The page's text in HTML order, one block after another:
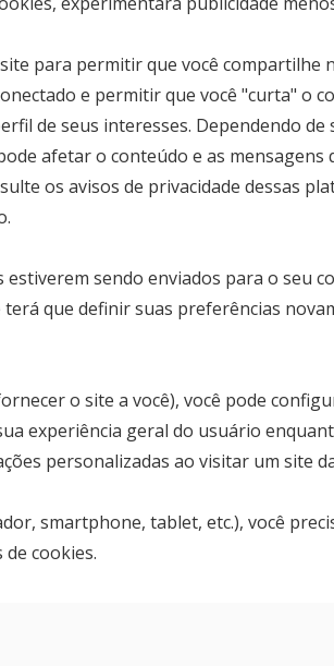
para permitir que você compartilhe
e permitir que você "curta" o
de seus interesses. Dependendo de
afetar o conteúdo e as mensagens
os avisos de privacidade dessas
sendo enviados para o seu
que definir suas preferências
o site a você), você pode
experiência geral do usuário
personalizadas ao visitar um site
smartphone, tablet, etc.), você
cookies.